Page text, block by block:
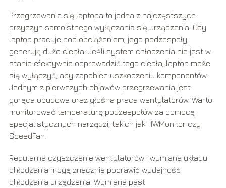
Przegrzewanie się laptopa to jedna z najczęstszych
przyczyn samoistnego wyłączania się urządzenia. Gdy
laptop pracuje pod obciążeniem, jego podzespoły
generują dużo ciepła. Jeśli system chłodzenia nie jest w
stanie efektywnie odprowadzić tego ciepła, laptop może
się wyłączyć, aby zapobiec uszkodzeniu komponentów.
Jednym z pierwszych objawów przegrzewania jest
gorąca obudowa oraz głośna praca wentylatorów. Warto
monitorować temperaturę podzespołów za pomocą
specjalistycznych narzędzi, takich jak HWMonitor czy
SpeedFan.
Regularne czyszczenie wentylatorów i wymiana układu
chłodzenia mogą znacznie poprawić wydajność
chłodzenia urządzenia. Wymiana past